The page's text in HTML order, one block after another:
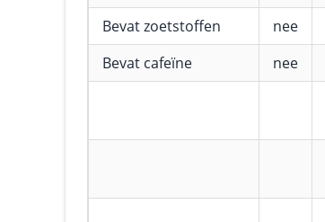
Bevat zoetstoffen
nee
Bevat cafeïne
nee